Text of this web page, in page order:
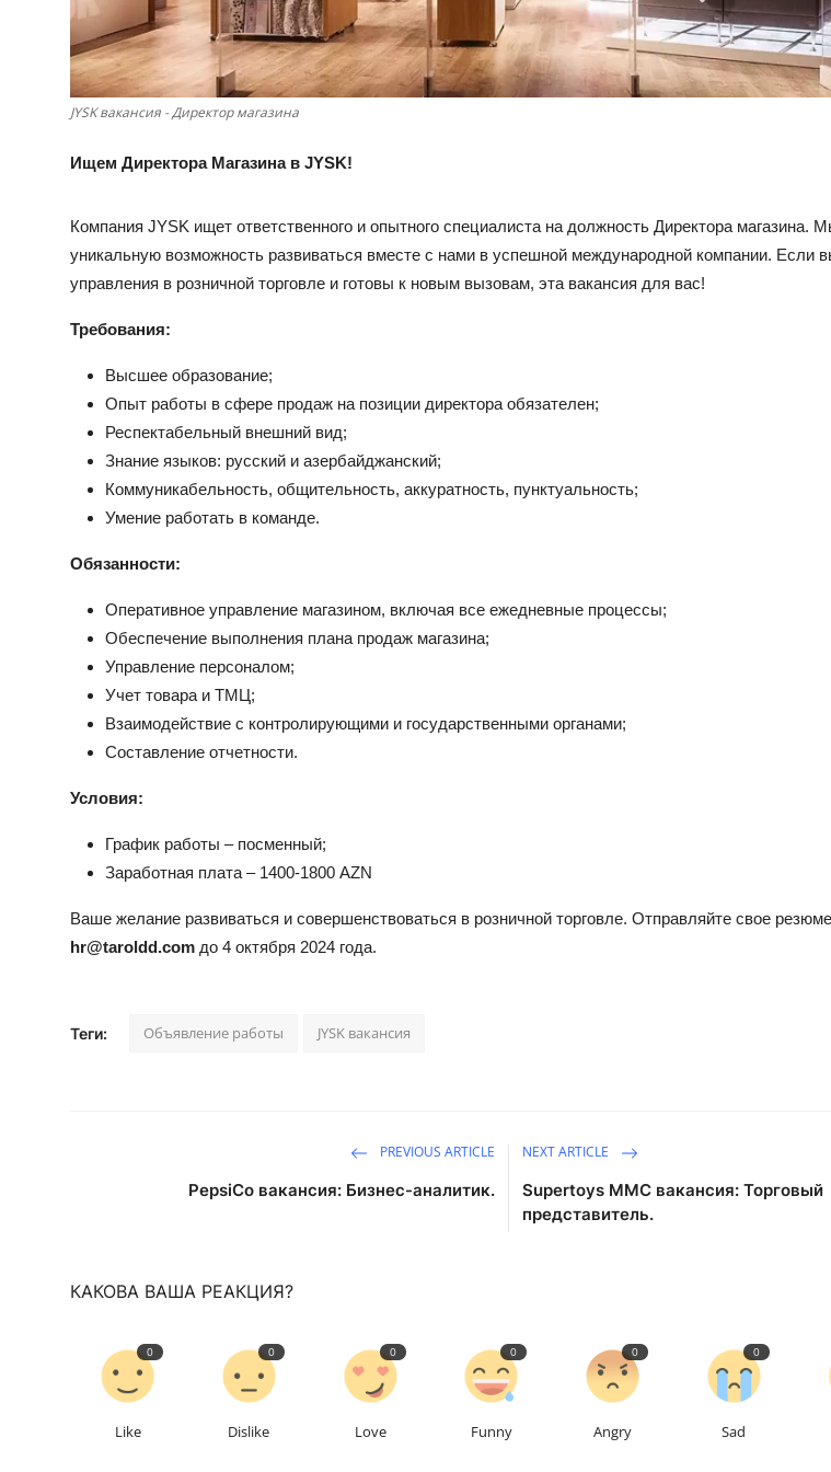
JYSK вакансия - Директор магазина
Ищем Директора Магазина в JYSK!
Компания JYSK ищет ответственного и опытного специалиста на должность Директора магазина.
уникальную возможность развиваться вместе с нами в успешной международной компании. Если
управления в розничной торговле и готовы к новым вызовам, эта вакансия для вас!
Требования:
Высшее образование;
Опыт работы в сфере продаж на позиции директора обязателен;
Респектабельный внешний вид;
Знание языков: русский и азербайджанский;
Коммуникабельность, общительность, аккуратность, пунктуальность;
Умение работать в команде.
Обязанности:
Оперативное управление магазином, включая все ежедневные процессы;
Обеспечение выполнения плана продаж магазина;
Управление персоналом;
Учет товара и ТМЦ;
Взаимодействие с контролирующими и государственными органами;
Составление отчетности.
Условия:
График работы – посменный;
Заработная плата – 1400-1800 AZN
Ваше желание развиваться и совершенствоваться в розничной торговле. Отправляйте свое
hr@taroldd.com до 4 октября 2024 года.
Теги: Объявление работы JYSK вакансия
PREVIOUS ARTICLE
PepsiCo вакансия: Бизнес-аналитик.
NEXT ARTICLE
Supertoys MMC вакансия: Торговый
представитель.
КАКОВА ВАША РЕАКЦИЯ?
0
Like
0
Dislike
0
Love
0
Funny
0
Angry
0
Sad